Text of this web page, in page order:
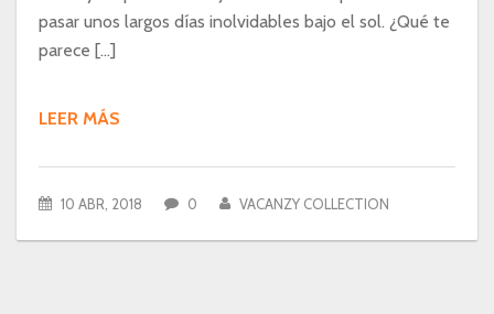
pasar unos largos días inolvidables bajo el sol. ¿Qué te
parece […]
LEER MÁS
10 ABR, 2018 0 VACANZY COLLECTION